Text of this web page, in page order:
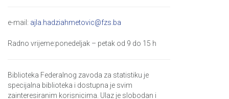
e-mail: ajla.hadziahmetovic@fzs.ba
Radno vrijeme:ponedeljak – petak od 9 do 15 h
Biblioteka Federalnog zavoda za statistiku je
specijalna biblioteka i dostupna je svim
zainteresiranim korisnicima. Ulaz je slobodan i